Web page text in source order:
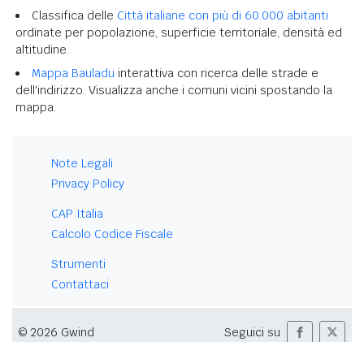
Classifica delle Città italiane con più di 60.000 abitanti
ordinate per popolazione, superficie territoriale, densità ed
altitudine.
Mappa Bauladu interattiva con ricerca delle strade e
dell'indirizzo. Visualizza anche i comuni vicini spostando la
mappa.
Note Legali
Privacy Policy
CAP Italia
Calcolo Codice Fiscale
Strumenti
Contattaci
© 2026 Gwind Seguici su